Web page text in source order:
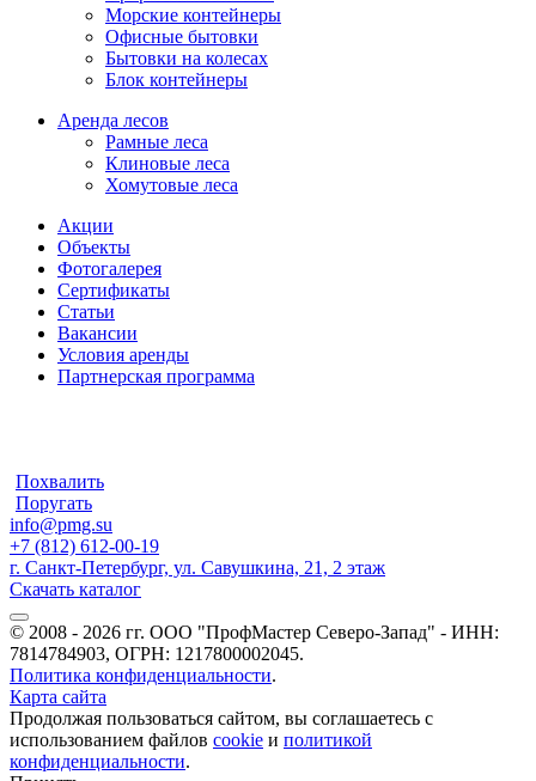
Морские контейнеры
Офисные бытовки
Бытовки на колесах
Блок контейнеры
Аренда лесов
Рамные леса
Клиновые леса
Хомутовые леса
Акции
Объекты
Фотогалерея
Сертификаты
Статьи
Вакансии
Условия аренды
Партнерская программа
Похвалить
Поругать
info@pmg.su
+7 (812) 612-00-19
г. Санкт-Петербург, ул. Савушкина, 21, 2 этаж
Скачать каталог
© 2008 - 2026 гг. ООО "ПрофМастер Северо-Запад" - ИНН:
7814784903, ОГРН: 1217800002045.
Политика конфиденциальности.
Карта сайта
Продолжая пользоваться сайтом, вы соглашаетесь с
использованием файлов cookie и политикой
конфиденциальности.